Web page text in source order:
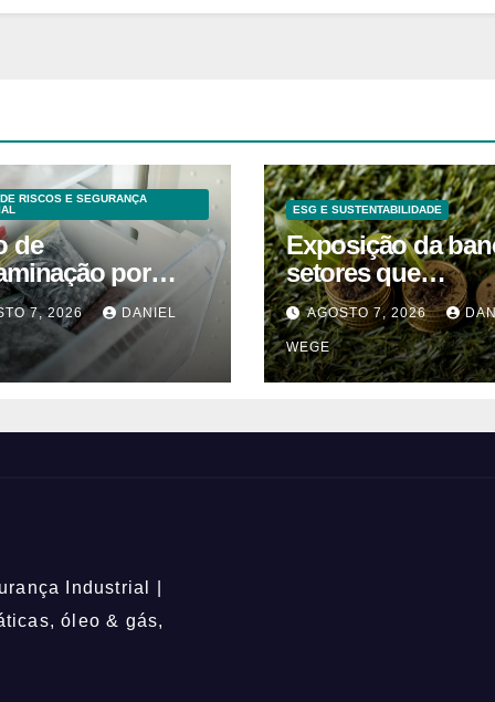
RISCOS E SEGURANÇA
de
por
suspende
de mirtilos em
da América do
– Mix Vale
7, 2026 DANIEL
ESG E SUSTENTABILIDADE
Exposição da
setores que
contribuem para
alterações
mantém-se nos
AGOSTO 7, 2026
WEGE
Industrial |
óleo & gás,